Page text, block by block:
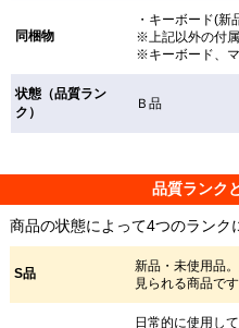
同梱物
・キーボード(
※上記以外の付属
※キーボード、マ
状態（品質ラン
ク）
Ｂ品
品質ランク
商品の状態によって4つのランク
S品
新品・未使用品
見られる商品です
日常的に使用し